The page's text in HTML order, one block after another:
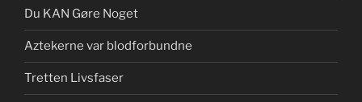
Du KAN Gøre Noget
Aztekerne var blodforbundne
Tretten Livsfaser